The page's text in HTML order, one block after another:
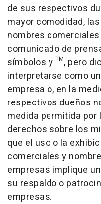
de sus respectivos
mayor comodidad,
nombres
comunicado de
símbolos y ™, pero
interpretarse como
empresa o, en la
respectivos dueños
medida permitida por
derechos sobre los
que el uso o la
comerciales y
empresas implique
su respaldo o
empresas.